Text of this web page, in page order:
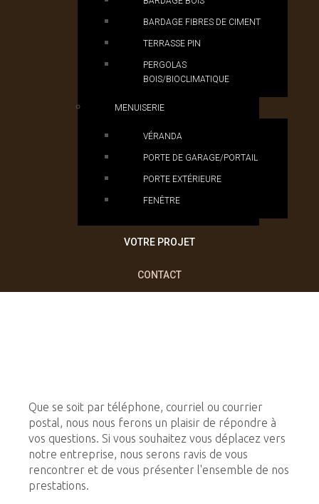
BARDAGE FIBRES DE CIMENT
TERRASSE PIN
PERGOLAS
BOIS/BIOCLIMATIQUE
MENUISERIE
VÉRANDA
PORTE DE GARAGE/PORTAIL
PORTE EXTÉRIEURE
FENÊTRE
VOTRE PROJET
CONTACT
Que se soit par téléphone, courriel ou courrier
postal, nous nous ferons un plaisir de répondre à
vos questions. Si vous souhaitez vous déplacez vers
notre entreprise, nous serons ravis de vous
rencontrer et de vous présenter l'ensemble de nos
prestations.